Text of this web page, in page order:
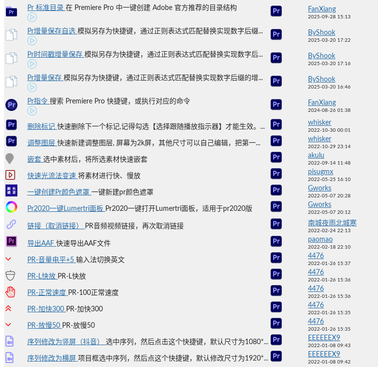
Pr 标准目录 在 Premiere Pro 中一键创建 Adobe 官方推荐的目录结构 FanXiang
2025-09-28 15:13
Pr增量保存自选 模拟另存为快捷键，通过正则表达式匹配替换实现数字后缀... ByShook
2025-03-20 17:22
Pr时间戳增量保存 模拟另存为快捷键，通过正则表达式匹配替换实现数字后... ByShook
2025-03-20 17:16
Pr增量保存 模拟另存为快捷键，通过正则表达式匹配替换实现数字后缀的增... ByShook
2025-03-20 16:46
Pr指令 搜索 Premiere Pro 快捷键，或执行对应的命令 FanXiang
2024-08-26 01:38
删除标记 快速删除下一个标记,记得勾选【选择跟随播放指示器】才能生效。...
whisker
2022-10-30 00:01
调整图层 快速新建调整图层, 屏幕为2k屏，其他尺寸可以自己编辑，把第一...
whisker
2022-10-29 23:14
嵌套 选中素材后，将所选素材快速嵌套
akulu
2022-09-14 11:48
快速光流法变速 将素材进行快、慢放
pisugmx
2022-05-25 16:10
一键创建Pr颜色遮罩 一键新建pr颜色遮罩
Gworks
2022-05-07 20:28
Pr2020一键Lumertri面板 Pr2020一键打开Lumertri面板，适用于pr2020版
Gworks
2022-05-07 20:12
链接（取消链接） PR音频视频链接，再次取消链接 南城夜雨北城寒
2022-02-24 22:13
导出AAF 快速导出AAF文件
paomao
2022-02-18 22:10
PR-音量电平+5 输入法切换英文
4476
2022-01-26 15:37
PR-L快放 PR-L快放
4476
2022-01-26 15:36
PR-正常速度 PR-100正常速度
4476
2022-01-26 15:36
PR-加快300 PR-加快300
4476
2022-01-26 15:35
PR-放慢50 PR-放慢50
4476
2022-01-26 15:35
序列修改为竖屏（抖音） 选中序列，然后点击这个快捷键，默认尺寸为1080*...
EEEEEEX9
2022-01-08 09:43
序列修改为横屏 项目框选中序列，然后点这个快捷键，默认修改尺寸为1920*...
EEEEEEX9
2022-01-08 09:42